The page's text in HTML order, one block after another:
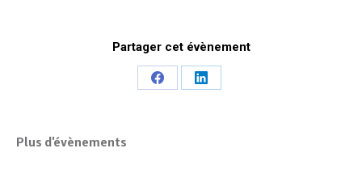
Partager cet évènement
Share
Share
Plus d'évènements